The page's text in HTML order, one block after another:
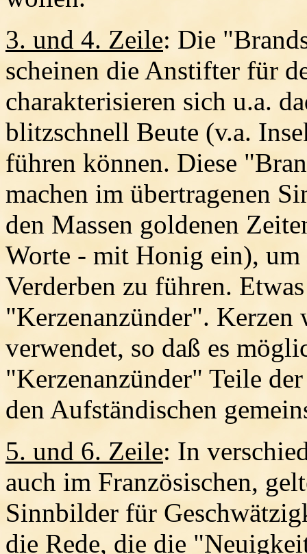
3. und 4. Zeile: Die
scheinen die Anstifter für
charakterisieren sich u.a.
blitzschnell Beute (v.a.
führen können. Diese
machen im übertragenen
den Massen goldenen
Worte - mit Honig ein), um
Verderben zu führen.
"Kerzenanzünder". Kerzen
verwendet, so daß es
"Kerzenanzünder" Teile
den Aufständischen
5. und 6. Zeile: In
auch im Französischen,
Sinnbilder für
die Rede, die die